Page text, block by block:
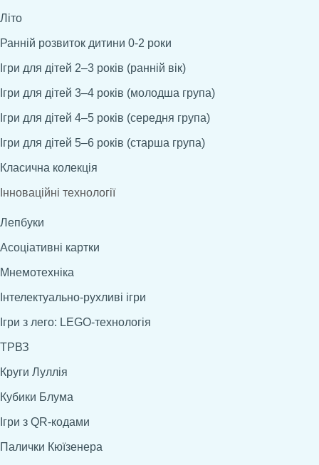
Літо
Ранній розвиток дитини 0-2 роки
Ігри для дітей 2–3 років (ранній вік)
Ігри для дітей 3–4 років (молодша група)
Ігри для дітей 4–5 років (середня група)
Ігри для дітей 5–6 років (старша група)
Класична колекція
Інноваційні технології
Лепбуки
Асоціативні картки
Мнемотехніка
Інтелектуально-рухливі ігри
Ігри з лего: LEGO-технологія
ТРВЗ
Круги Луллія
Кубики Блума
Ігри з QR-кодами
Палички Кюїзенера